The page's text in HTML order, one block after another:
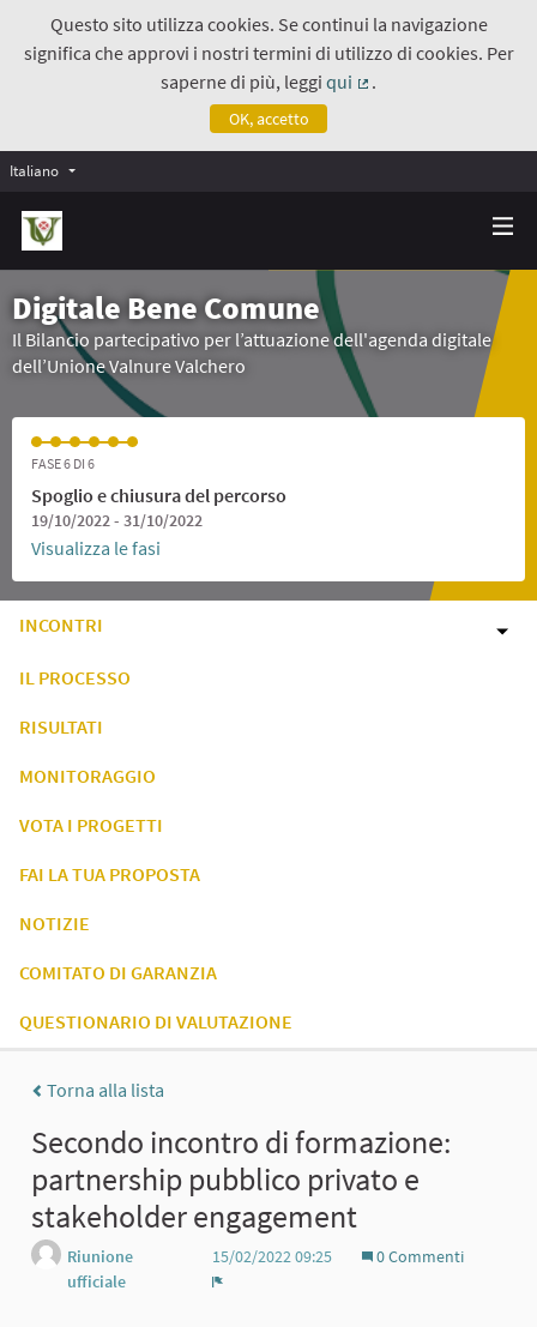
Questo sito utilizza cookies. Se continui la navigazione
significa che approvi i nostri termini di utilizzo di cookies. Per
saperne di più, leggiqui
.
OK, accetto
Italiano
Digitale Bene Comune
Il Bilancio partecipativo per l’attuazione dell'agenda digitale
dell’Unione Valnure Valchero
FASE 6 DI 6
Spoglio e chiusura del percorso
19/10/2022 - 31/10/2022
Visualizza le fasi
INCONTRI
IL PROCESSO
RISULTATI
MONITORAGGIO
VOTA I PROGETTI
FAI LA TUA PROPOSTA
NOTIZIE
COMITATO DI GARANZIA
QUESTIONARIO DI VALUTAZIONE
Torna alla lista
Secondo incontro di formazione:
partnership pubblico privato e
stakeholder engagement
Riunione
ufficiale
15/02/2022 09:25
0 Commenti